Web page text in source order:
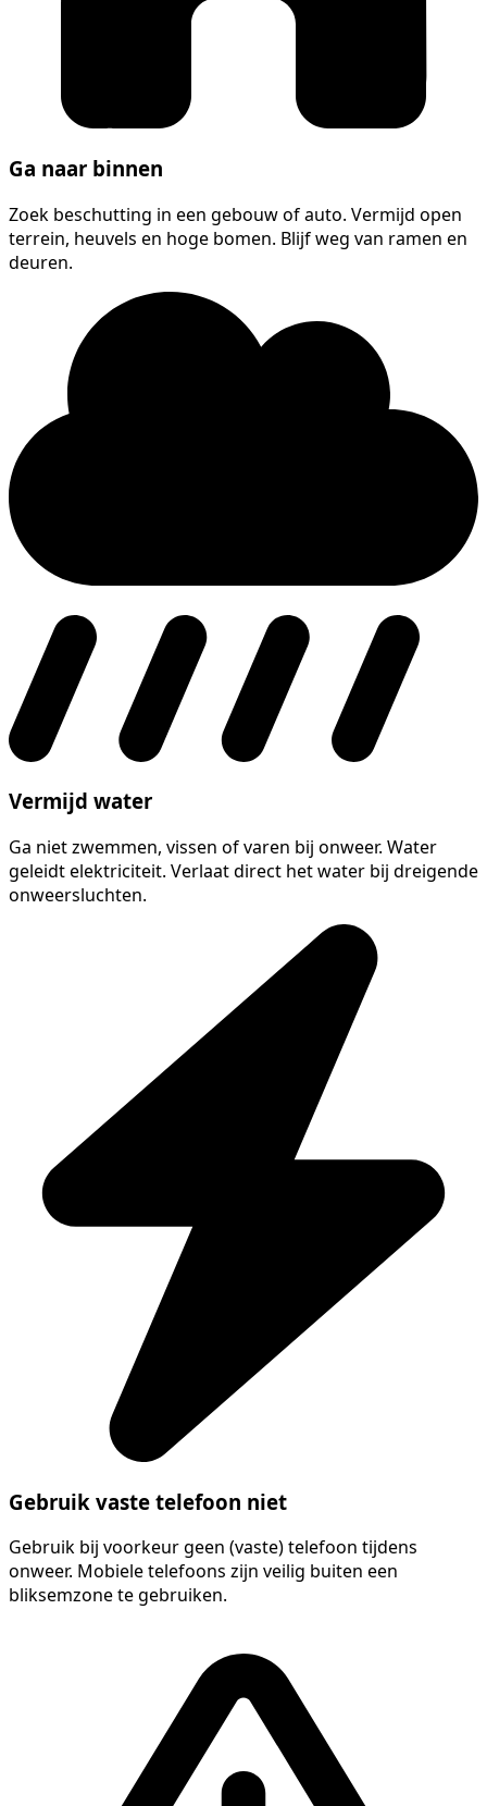
Ga naar binnen
Zoek beschutting in een gebouw of auto. Vermijd open
terrein, heuvels en hoge bomen. Blijf weg van ramen en
deuren.
Vermijd water
Ga niet zwemmen, vissen of varen bij onweer. Water
geleidt elektriciteit. Verlaat direct het water bij dreigende
onweersluchten.
Gebruik vaste telefoon niet
Gebruik bij voorkeur geen (vaste) telefoon tijdens
onweer. Mobiele telefoons zijn veilig buiten een
bliksemzone te gebruiken.